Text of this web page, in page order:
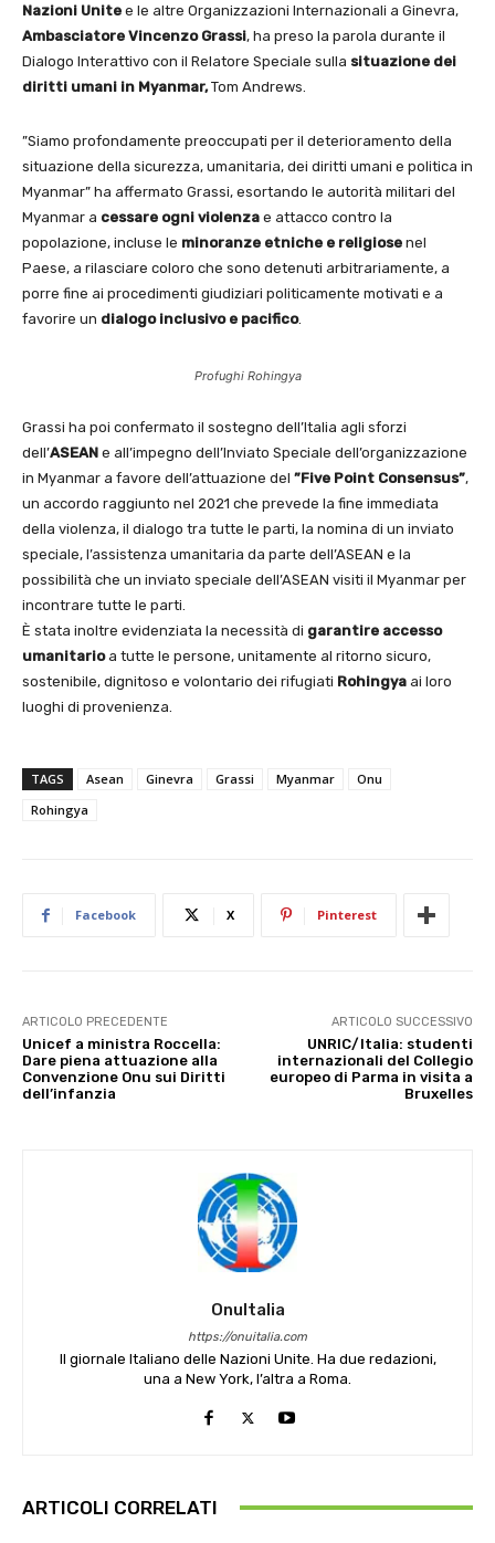
Nazioni Unite e le altre Organizzazioni Internazionali a Ginevra,
Ambasciatore Vincenzo Grassi, ha preso la parola durante il
Dialogo Interattivo con il Relatore Speciale sulla situazione dei
diritti umani in Myanmar,Tom Andrews.
”Siamo profondamente preoccupati per il deterioramento della
situazione della sicurezza, umanitaria, dei diritti umani e politica in
Myanmar” ha affermato Grassi, esortando le autorità militari del
Myanmar a cessare ogni violenza e attacco contro la
popolazione, incluse le minoranze etniche e religiose nel
Paese, a rilasciare coloro che sono detenuti arbitrariamente, a
porre fine ai procedimenti giudiziari politicamente motivati ​​e a
favorire un dialogo inclusivo e pacifico.
Profughi Rohingya
Grassi ha poi confermato il sostegno dell’Italia agli sforzi
dell’ASEAN e all’impegno dell’Inviato Speciale dell’organizzazione
in Myanmar a favore dell’attuazione del ”Five Point Consensus”,
un accordo raggiunto nel 2021 che prevede la fine immediata
della violenza, il dialogo tra tutte le parti, la nomina di un inviato
speciale, l’assistenza umanitaria da parte dell’ASEAN e la
possibilità che un inviato speciale dell’ASEAN visiti il Myanmar per
incontrare tutte le parti.
È stata inoltre evidenziata la necessità di garantire accesso
umanitarioa tutte le persone, unitamente al ritorno sicuro,
sostenibile, dignitoso e volontario dei rifugiati Rohingya ai loro
luoghi di provenienza.
TAGS Asean Ginevra Grassi Myanmar
Onu
Rohingya
Facebook X Pinterest
ARTICOLO PRECEDENTE
Unicef a ministra Roccella:
Dare piena attuazione alla
Convenzione Onu sui Diritti
dell’infanzia
ARTICOLO SUCCESSIVO
UNRIC/Italia: studenti
internazionali del Collegio
europeo di Parma in visita a
Bruxelles
OnuItalia
https://onuitalia.com
Il giornale Italiano delle Nazioni Unite. Ha due redazioni,
una a New York, l’altra a Roma.
ARTICOLI CORRELATI